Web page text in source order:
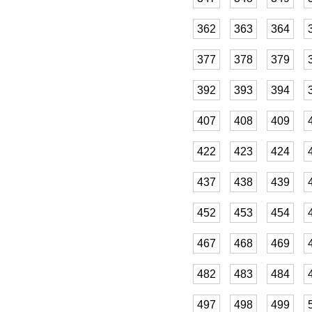
362 363 364
377 378 379
392 393 394
407 408 409
422 423 424
437 438 439
452 453 454
467 468 469
482 483 484
497 498 499